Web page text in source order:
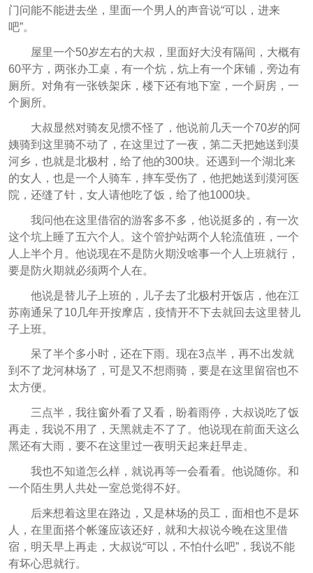
门问能不能进去坐，里面一个男人的声音说“可以，进来
吧”。
屋里一个50岁左右的大叔，里面好大没有隔间，大概有
60平方，两张办工桌，有一个炕，炕上有一个床铺，旁边有
厕所。对角有一张铁架床，楼下还有地下室，一个厨房，一
个厕所。
大叔显然对骑友见惯不怪了，他说前几天一个70岁的阿
姨骑到这里骑不动了，在这里过了一夜，第二天把她送到漠
河乡，也就是北极村，给了他的300块。还遇到一个湖北来
的女人，也是一个人骑车，摔车受伤了，他把她送到漠河医
院，还缝了针，女人请他吃了饭，给了他1000块。
我问他在这里借宿的游客多不多，他说挺多的，有一次
这个坑上睡了五六个人。这个管护站两个人轮流值班，一个
人上半个月。他说现在不是防火期没啥事一个人上班就行，
要是防火期就必须两个人在。
他说是替儿子上班的，儿子去了北极村开饭店，他在江
苏南通呆了10几年开按摩店，疫情开不下去就回去这里替儿
子上班。
呆了半个多小时，还在下雨。现在3点半，再不出发就
到不了龙河林场了，可是又不想雨骑，要是在这里留宿也不
太方便。
三点半，我往窗外看了又看，盼着雨停，大叔说吃了饭
再走，我说不用了，天黑就走不了了。他说现在前面天这么
黑还有大雨，要不在这里过一夜明天起来赶早走。
我也不知道怎么样，就说再等一会看看。他说随你。和
一个陌生男人共处一室总觉得不好。
后来想着这里在路边，又是林场的员工，面相也不是坏
人，在里面搭个帐篷应该还好，就和大叔说今晚在这里借
宿，明天早上再走，大叔说“可以，不怕什么吧”，我说不能
有坏心思就行。